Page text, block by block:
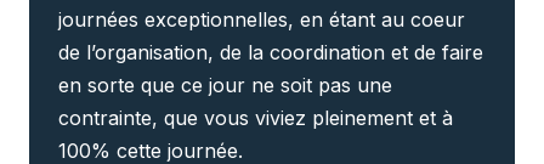
journées exceptionnelles, en étant au coeur
de l’organisation, de la coordination et de faire
en sorte que ce jour ne soit pas une
contrainte, que vous viviez pleinement et à
100% cette journée.